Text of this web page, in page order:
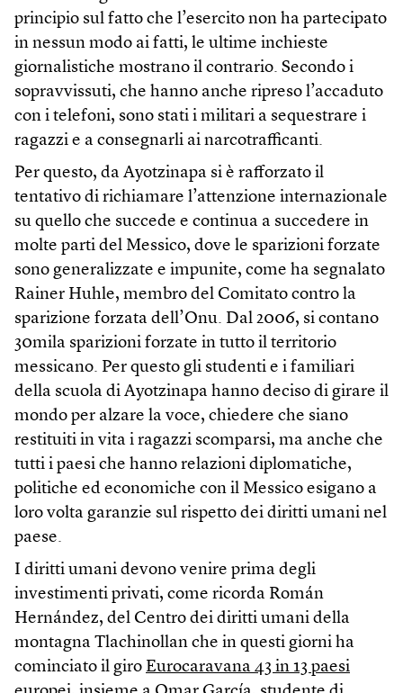
principio sul fatto che l’esercito non ha partecipato
in nessun modo ai fatti, le ultime inchieste
giornalistiche mostrano il contrario. Secondo i
sopravvissuti, che hanno anche ripreso l’accaduto
con i telefoni, sono stati i militari a sequestrare i
ragazzi e a consegnarli ai narcotrafficanti.
Per questo, da Ayotzinapa si è rafforzato il
tentativo di richiamare l’attenzione internazionale
su quello che succede e continua a succedere in
molte parti del Messico, dove le sparizioni forzate
sono generalizzate e impunite, come ha segnalato
Rainer Huhle, membro del Comitato contro la
sparizione forzata dell’Onu. Dal 2006, si contano
30mila sparizioni forzate in tutto il territorio
messicano. Per questo gli studenti e i familiari
della scuola di Ayotzinapa hanno deciso di girare il
mondo per alzare la voce, chiedere che siano
restituiti in vita i ragazzi scomparsi, ma anche che
tutti i paesi che hanno relazioni diplomatiche,
politiche ed economiche con il Messico esigano a
loro volta garanzie sul rispetto dei diritti umani nel
paese.
I diritti umani devono venire prima degli
investimenti privati, come ricorda Román
Hernández, del Centro dei diritti umani della
montagna Tlachinollan che in questi giorni ha
cominciato il giro Eurocaravana 43 in 13 paesi